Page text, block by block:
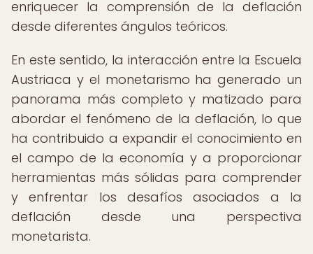
enriquecer la comprensión de la deflación
desde diferentes ángulos teóricos.
En este sentido, la interacción entre la Escuela
Austriaca y el monetarismo ha generado un
panorama más completo y matizado para
abordar el fenómeno de la deflación, lo que
ha contribuido a expandir el conocimiento en
el campo de la economía y a proporcionar
herramientas más sólidas para comprender
y enfrentar los desafíos asociados a la
deflación desde una perspectiva
monetarista.